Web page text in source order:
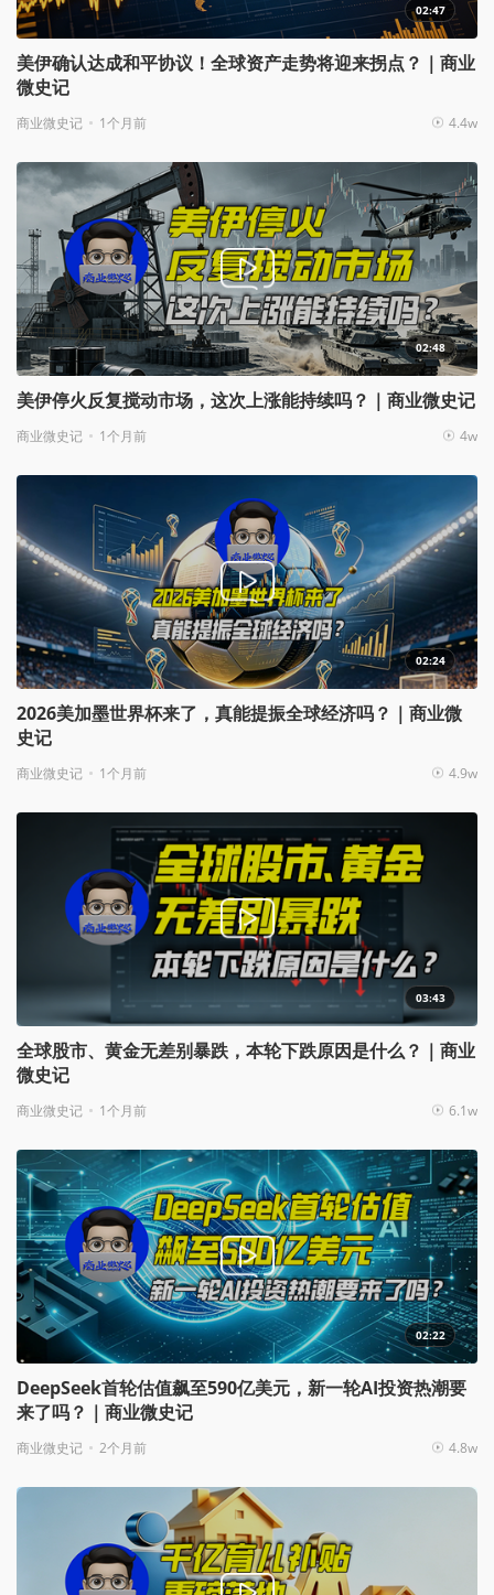
02:47
美伊确认达成和平协议！全球资产走势将迎来拐点？｜商业
微史记
商业微史记 1个月前 4.4w
02:48
美伊停火反复搅动市场，这次上涨能持续吗？｜商业微史记
商业微史记 1个月前 4w
02:24
2026美加墨世界杯来了，真能提振全球经济吗？｜商业微
史记
商业微史记 1个月前 4.9w
03:43
全球股市、黄金无差别暴跌，本轮下跌原因是什么？｜商业
微史记
商业微史记 1个月前 6.1w
02:22
DeepSeek首轮估值飙至590亿美元，新一轮AI投资热潮要
来了吗？｜商业微史记
商业微史记 2个月前 4.8w